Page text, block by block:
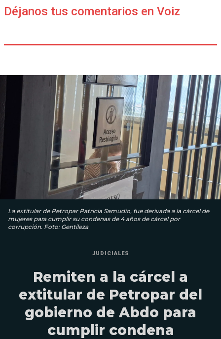
Déjanos tus comentarios en Voiz
La extitular de Petropar Patricia Samudio, fue derivada a la cárcel de
mujeres para cumplir su condenas de 4 años de cárcel por
corrupción. Foto: Gentileza
JUDICIALES
Remiten a la cárcel a
extitular de Petropar del
gobierno de Abdo para
cumplir condena